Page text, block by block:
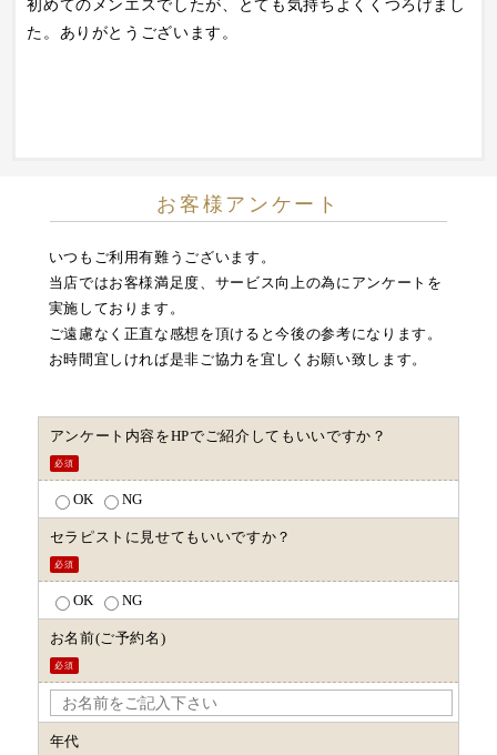
初めてのメンエスでしたが、とても気持ちよくくつろげまし
た。ありがとうございます。
お客様アンケート